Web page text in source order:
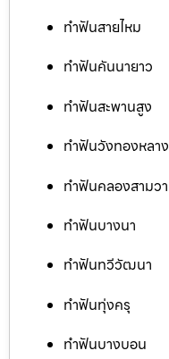
ทำฟันสายไหม
ทำฟันคันนายาว
ทำฟันสะพานสูง
ทำฟันวังทองหลาง
ทำฟันคลองสามวา
ทำฟันบางนา
ทำฟันทวีวัฒนา
ทำฟันทุ่งครุ
ทำฟันบางบอน